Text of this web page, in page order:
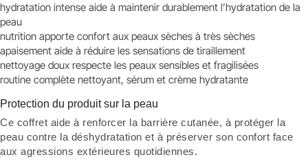
hydratation intense aide à maintenir durablement l’hydratation de la
peau
nutrition apporte confort aux peaux sèches à très sèches
apaisement aide à réduire les sensations de tiraillement
nettoyage doux respecte les peaux sensibles et fragilisées
routine complète nettoyant, sérum et crème hydratante
Protection du produit sur la peau
Ce coffret aide à renforcer la barrière cutanée, à protéger la
peau contre la déshydratation et à préserver son confort face
aux agressions extérieures quotidiennes.